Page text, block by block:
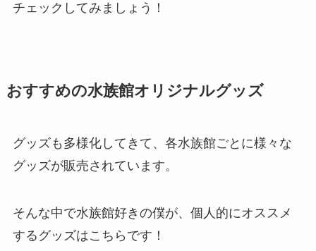
チェックしてみましょう！
おすすめの水族館オリジナルグッズ
グッズも多様化してきて、各水族館ごとに様々な
グッズが販売されています。
そんな中で水族館好きの僕が、個人的にオススメ
するグッズはこちらです！